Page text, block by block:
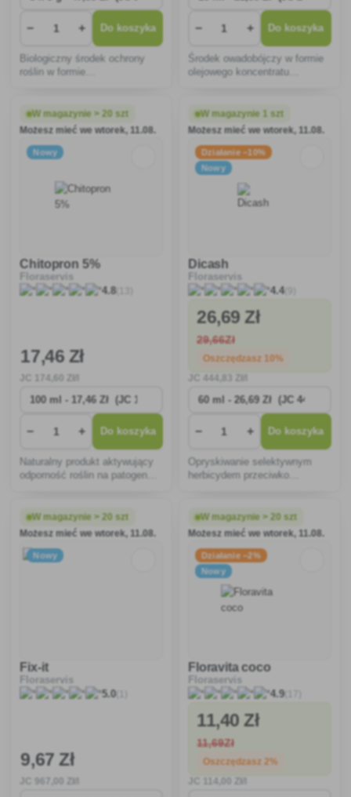
− + Do koszyka
Biologiczny środek ochrony
roślin w formie
truskawek, malin, sałaty,
papryki, pomidorów przed
− + Do koszyka
Środek owadobójczy w formie
olejowego koncentratu
truskawek i warzyw przed
szkodnikami żrącymi i
W magazynie > 20 szt
Możesz mieć we wtorek, 11.08.
Nowy
Chitopron 5%
Floraservis
4.8(13)
17,46 Zł
− + Do koszyka
Naturalny produkt aktywujący
odporność roślin na patogenne
W magazynie 1 szt
Możesz mieć we wtorek, 11.08.
Działanie −10%
Nowy
Dicash
Floraservis
4.4(9)
26,69 Zł
29,66Zł
Oszczędzasz 10%
− + Do koszyka
Opryskiwanie selektywnym
herbicydem przeciwko
W magazynie > 20 szt
Możesz mieć we wtorek, 11.08.
Nowy
Fix-it
Floraservis
5.0(1)
9,67 Zł
W magazynie > 20 szt
Możesz mieć we wtorek, 11.08.
Działanie −2%
Nowy
Floravita coco
Floraservis
4.9(17)
11,40 Zł
11,69Zł
Oszczędzasz 2%